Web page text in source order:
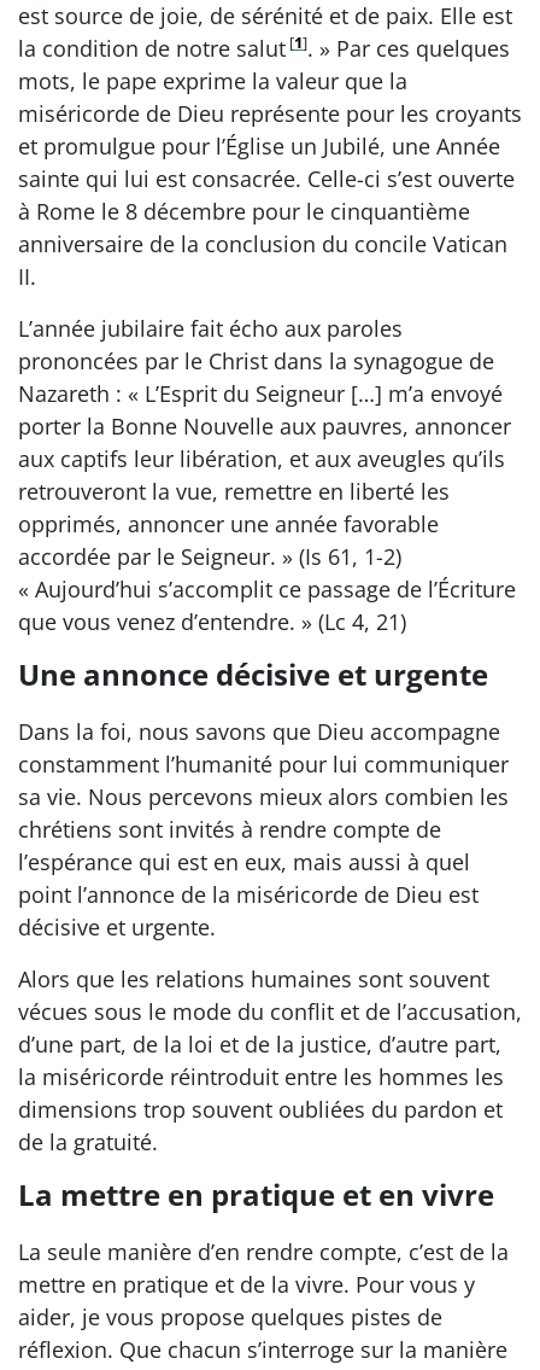
est source de joie, de sérénité et de paix. Elle est
la condition de notre salut [1]. » Par ces quelques
mots, le pape exprime la valeur que la
miséricorde de Dieu représente pour les croyants
et promulgue pour l’Église un Jubilé, une Année
sainte qui lui est consacrée. Celle-ci s’est ouverte
à Rome le 8 décembre pour le cinquantième
anniversaire de la conclusion du concile Vatican
II.
L’année jubilaire fait écho aux paroles
prononcées par le Christ dans la synagogue de
Nazareth : « L’Esprit du Seigneur […] m’a envoyé
porter la Bonne Nouvelle aux pauvres, annoncer
aux captifs leur libération, et aux aveugles qu’ils
retrouveront la vue, remettre en liberté les
opprimés, annoncer une année favorable
accordée par le Seigneur. » (Is 61, 1-2)
« Aujourd’hui s’accomplit ce passage de l’Écriture
que vous venez d’entendre. » (Lc 4, 21)
Une annonce décisive et urgente
Dans la foi, nous savons que Dieu accompagne
constamment l’humanité pour lui communiquer
sa vie. Nous percevons mieux alors combien les
chrétiens sont invités à rendre compte de
l’espérance qui est en eux, mais aussi à quel
point l’annonce de la miséricorde de Dieu est
décisive et urgente.
Alors que les relations humaines sont souvent
vécues sous le mode du conflit et de l’accusation,
d’une part, de la loi et de la justice, d’autre part,
la miséricorde réintroduit entre les hommes les
dimensions trop souvent oubliées du pardon et
de la gratuité.
La mettre en pratique et en vivre
La seule manière d’en rendre compte, c’est de la
mettre en pratique et de la vivre. Pour vous y
aider, je vous propose quelques pistes de
réflexion. Que chacun s’interroge sur la manière